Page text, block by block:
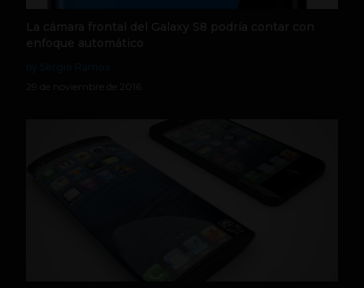
La cámara frontal del Galaxy S8 podría contar con
enfoque automático
29 de noviembre de 2016